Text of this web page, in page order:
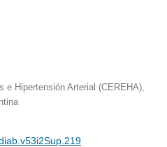
e Hipertensión Arterial (CEREHA),